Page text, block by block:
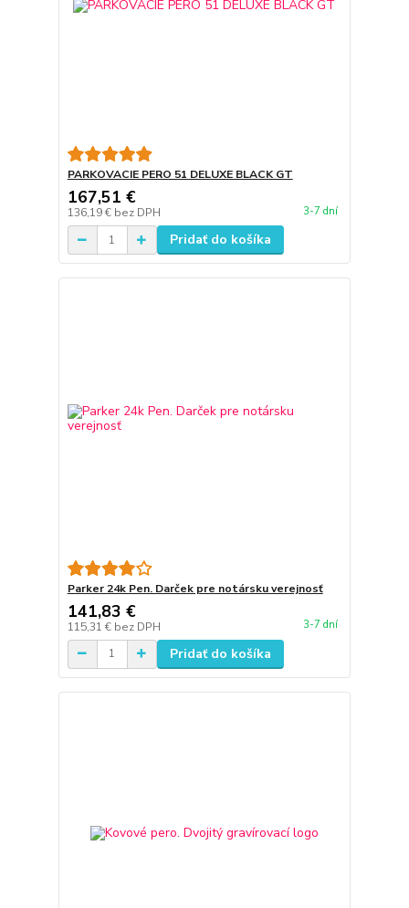
PARKOVACIE PERO 51 DELUXE BLACK GT
167,51 €
136,19 € bez DPH 3-7 dní
Pridať do košíka
Parker 24k Pen. Darček pre notársku verejnosť
141,83 €
115,31 € bez DPH 3-7 dní
Pridať do košíka